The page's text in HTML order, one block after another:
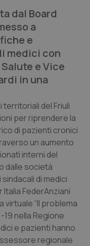
dal Board
a
e
medici con
e Vice
in una
del Friuli
per riprendere la
di pazienti cronici
un aumento
interni del
dalle società
di medici
Italia FederAnziani
“Il problema
19 nella Regione
e pazienti hanno
regionale